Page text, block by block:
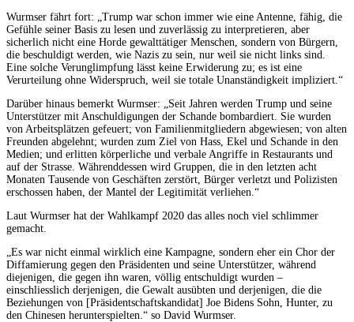
Wurmser fährt fort: „Trump war schon immer wie eine Antenne, fähig, die
Gefühle seiner Basis zu lesen und zuverlässig zu interpretieren, aber
sicherlich nicht eine Horde gewalttätiger Menschen, sondern von Bürgern,
die beschuldigt werden, wie Nazis zu sein, nur weil sie nicht links sind.
Eine solche Verunglimpfung lässt keine Erwiderung zu; es ist eine
Verurteilung ohne Widerspruch, weil sie totale Unanständigkeit impliziert.“
Darüber hinaus bemerkt Wurmser: „Seit Jahren werden Trump und seine
Unterstützer mit Anschuldigungen der Schande bombardiert. Sie wurden
von Arbeitsplätzen gefeuert; von Familienmitgliedern abgewiesen; von alten
Freunden abgelehnt; wurden zum Ziel von Hass, Ekel und Schande in den
Medien; und erlitten körperliche und verbale Angriffe in Restaurants und
auf der Strasse. Währenddessen wird Gruppen, die in den letzten acht
Monaten Tausende von Geschäften zerstört, Bürger verletzt und Polizisten
erschossen haben, der Mantel der Legitimität verliehen.“
Laut Wurmser hat der Wahlkampf 2020 das alles noch viel schlimmer
gemacht.
„Es war nicht einmal wirklich eine Kampagne, sondern eher ein Chor der
Diffamierung gegen den Präsidenten und seine Unterstützer, während
diejenigen, die gegen ihn waren, völlig entschuldigt wurden –
einschliesslich derjenigen, die Gewalt ausübten und derjenigen, die die
Beziehungen von [Präsidentschaftskandidat] Joe Bidens Sohn, Hunter, zu
den Chinesen herunterspielten.“ so David Wurmser.